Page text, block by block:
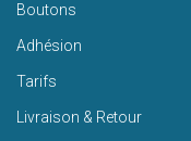
Boutons
Adhésion
Tarifs
Livraison & Retour